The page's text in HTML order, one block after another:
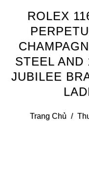
ROLEX
STEEL AND
JUBILEE
Trang Chủ /